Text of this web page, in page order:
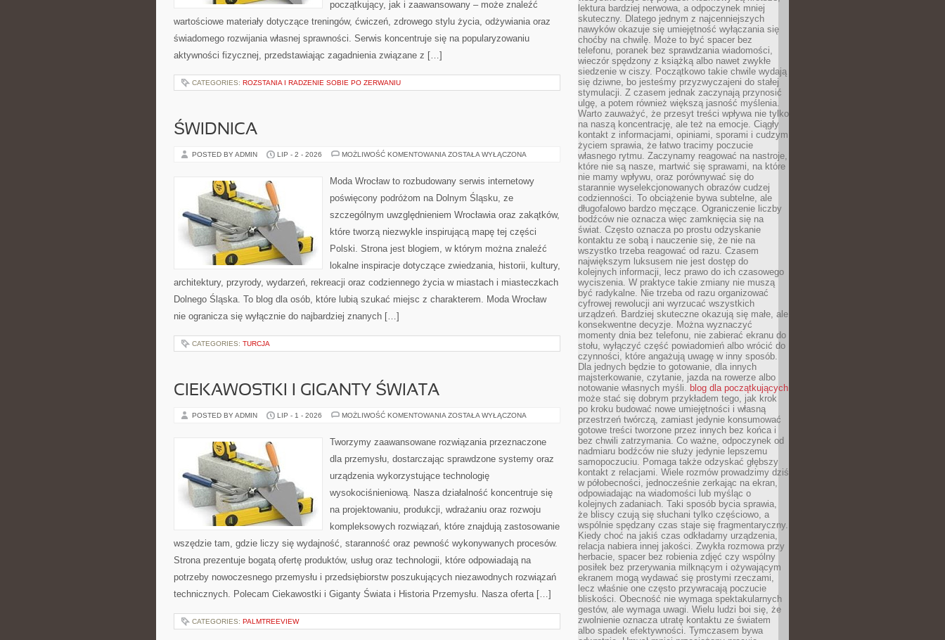
początkujący, jak i zaawansowany – może znaleźć
wartościowe materiały dotyczące treningów, ćwiczeń, zdrowego stylu życia, odżywiania oraz
świadomego rozwijania własnej sprawności. Serwis koncentruje się na popularyzowaniu
aktywności fizycznej, przedstawiając zagadnienia związane z […]
CATEGORIES: ROZSTANIA I RADZENIE SOBIE PO ZERWANIU
ŚWIDNICA
POSTED BY ADMIN LIP - 2 - 2026 MOŻLIWOŚĆ KOMENTOWANIA ŚWIDNICA
ZOSTAŁA WYŁĄCZONA
Moda Wrocław to rozbudowany serwis internetowy
poświęcony podróżom na Dolnym Śląsku, ze
szczególnym uwzględnieniem Wrocławia oraz zakątków,
które tworzą niezwykle inspirującą mapę tej części
Polski. Strona jest blogiem, w którym można znaleźć
lokalne inspiracje dotyczące zwiedzania, historii, kultury,
architektury, przyrody, wydarzeń, rekreacji oraz codziennego życia w miastach i miasteczkach
Dolnego Śląska. To blog dla osób, które lubią szukać miejsc z charakterem. Moda Wrocław
nie ogranicza się wyłącznie do najbardziej znanych […]
CATEGORIES: TURCJA
CIEKAWOSTKI I GIGANTY ŚWIATA
POSTED BY ADMIN LIP - 1 - 2026 MOŻLIWOŚĆ KOMENTOWANIA CIEKAWOSTKI
ŚWIATA
ZOSTAŁA WYŁĄCZONA
Tworzymy zaawansowane rozwiązania przeznaczone
dla przemysłu, dostarczając sprawdzone systemy oraz
urządzenia wykorzystujące technologię
wysokociśnieniową. Nasza działalność koncentruje się
na projektowaniu, produkcji, wdrażaniu oraz rozwoju
kompleksowych rozwiązań, które znajdują zastosowanie
wszędzie tam, gdzie liczy się wydajność, staranność oraz pewność wykonywanych procesów.
Strona prezentuje bogatą ofertę produktów, usług oraz technologii, które odpowiadają na
potrzeby nowoczesnego przemysłu i przedsiębiorstw poszukujących niezawodnych rozwiązań
technicznych. Polecam Ciekawostki i Giganty Świata i Historia Przemysłu. Nasza oferta […]
CATEGORIES: PALMTREEVIEW
lektura bardziej nerwowa, a odpoczynek mniej
skuteczny. Dlatego jednym z najcenniejszych
nawyków okazuje się umiejętność wyłączania się
choćby na chwilę. Może to być spacer bez
telefonu, poranek bez sprawdzania wiadomości,
wieczór spędzony z książką albo nawet zwykłe
siedzenie w ciszy. Początkowo takie chwile wydają
się dziwne, bo jesteśmy przyzwyczajeni do stałej
stymulacji. Z czasem jednak zaczynają przynosić
ulgę, a potem również większą jasność myślenia.
Warto zauważyć, że przesyt treści wpływa nie tylko
na naszą koncentrację, ale też na emocje. Ciągły
kontakt z informacjami, opiniami, sporami i cudzym
życiem sprawia, że łatwo tracimy poczucie
własnego rytmu. Zaczynamy reagować na nastroje,
które nie są nasze, martwić się sprawami, na które
nie mamy wpływu, oraz porównywać się do
starannie wyselekcjonowanych obrazów cudzej
codzienności. To obciążenie bywa subtelne, ale
długofalowo bardzo męczące. Ograniczenie liczby
bodźców nie oznacza więc zamknięcia się na
świat. Często oznacza po prostu odzyskanie
kontaktu ze sobą i nauczenie się, że nie na
wszystko trzeba reagować od razu. Czasem
największym luksusem nie jest dostęp do
kolejnych informacji, lecz prawo do ich czasowego
wyciszenia. W praktyce takie zmiany nie muszą
być radykalne. Nie trzeba od razu organizować
cyfrowej rewolucji ani wyrzucać wszystkich
urządzeń. Bardziej skuteczne okazują się małe, ale
konsekwentne decyzje. Można wyznaczyć
momenty dnia bez telefonu, nie zabierać ekranu do
stołu, wyłączyć część powiadomień albo wrócić do
czynności, które angażują uwagę w inny sposób.
Dla jednych będzie to gotowanie, dla innych
majsterkowanie, czytanie, jazda na rowerze albo
notowanie własnych myśli. blog dla początkujących
może stać się dobrym przykładem tego, jak krok
po kroku budować nowe umiejętności i własną
przestrzeń twórczą, zamiast jedynie konsumować
gotowe treści tworzone przez innych bez końca i
bez chwili zatrzymania. Co ważne, odpoczynek od
nadmiaru bodźców nie służy jedynie lepszemu
samopoczuciu. Pomaga także odzyskać głębszy
kontakt z relacjami. Wiele rozmów prowadzimy dziś
w półobecności, jednocześnie zerkając na ekran,
odpowiadając na wiadomości lub myśląc o
kolejnych zadaniach. Taki sposób bycia sprawia,
że bliscy czują się słuchani tylko częściowo, a
wspólnie spędzany czas staje się fragmentaryczny.
Kiedy choć na jakiś czas odkładamy urządzenia,
relacja nabiera innej jakości. Zwykła rozmowa przy
herbacie, spacer bez robienia zdjęć czy wspólny
posiłek bez przerywania milknącym i ożywającym
ekranem mogą wydawać się prostymi rzeczami,
lecz właśnie one często przywracają poczucie
bliskości. Obecność nie wymaga spektakularnych
gestów, ale wymaga uwagi. Wielu ludzi boi się, że
zwolnienie oznacza utratę kontaktu ze światem
albo spadek efektywności. Tymczasem bywa